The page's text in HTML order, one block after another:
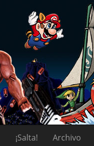
¡Salta! Archivo